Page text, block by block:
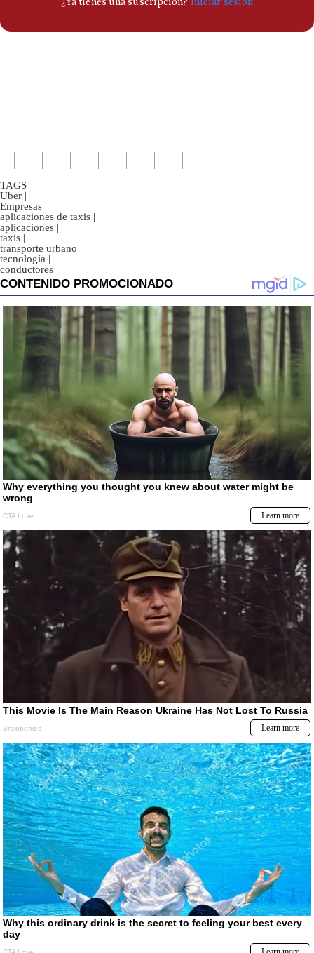
TAGS
Uber |
Empresas |
aplicaciones de taxis |
aplicaciones |
taxis |
transporte urbano |
tecnología |
conductores